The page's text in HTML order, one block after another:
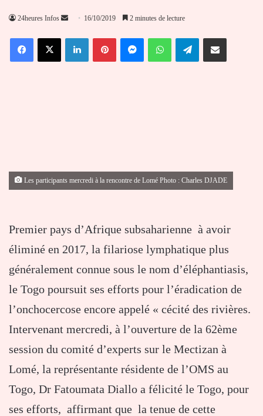
24heures Infos
Envoyer
courriel
16/10/2019 2 minutes de lecture
FacebookX LinkedinPinterestMessengerWhatsAppTelegramPartager par email
Les participants mercredi à la rencontre de Lomé Photo : Charles DJADE
Premier pays d’Afrique subsaharienne à avoir
éliminé en 2017, la filariose lymphatique plus
généralement connue sous le nom d’éléphantiasis,
le Togo poursuit ses efforts pour l’éradication de
l’onchocercose encore appelé « cécité des rivières.
Intervenant mercredi, à l’ouverture de la 62ème
session du comité d’experts sur le Mectizan à
Lomé, la représentante résidente de l’OMS au
Togo, Dr Fatoumata Diallo a félicité le Togo, pour
ses efforts, affirmant que la tenue de cette